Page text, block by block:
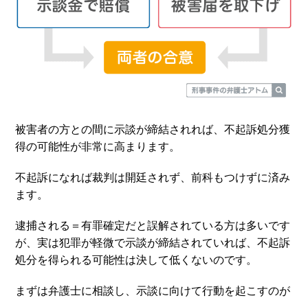
被害者の方との間に示談が締結されれば、不起訴処分獲
得の可能性が非常に高まります。
不起訴になれば裁判は開廷されず、前科もつけずに済み
ます。
逮捕される＝有罪確定だと誤解されている方は多いです
が、実は犯罪が軽微で示談が締結されていれば、不起訴
処分を得られる可能性は決して低くないのです。
まずは弁護士に相談し、示談に向けて行動を起こすのが